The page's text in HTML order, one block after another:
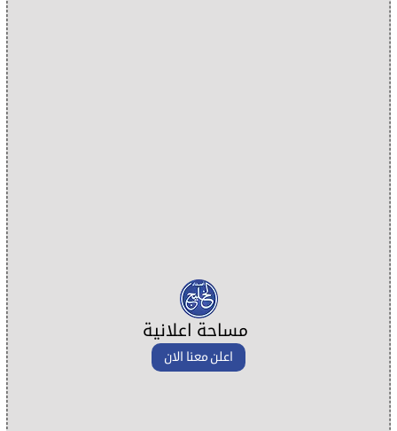
مساحة اعلانية
اعلن معنا الان